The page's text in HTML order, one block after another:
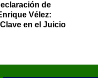
de
Vélez:
en el Juicio